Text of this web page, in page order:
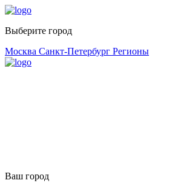
Выберите город
Москва Санкт-Петербург Регионы
Ваш город